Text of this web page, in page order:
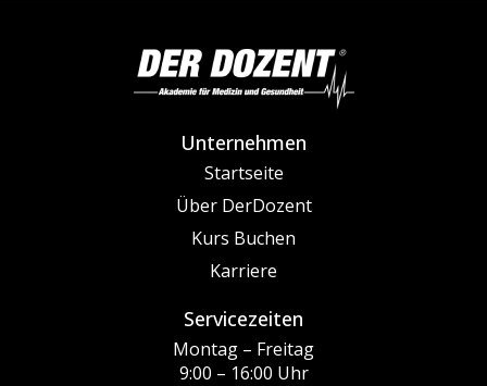
Unternehmen
Startseite
Über DerDozent
Kurs Buchen
Karriere
Servicezeiten
Montag – Freitag
9:00 – 16:00 Uhr